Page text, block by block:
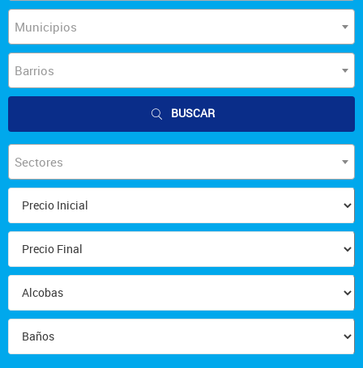
Municipios
Barrios
BUSCAR
Sectores